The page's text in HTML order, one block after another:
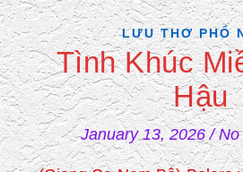
LƯU THƠ PHỔ
Tình Khúc
Hậu
January 13, 2026 / No